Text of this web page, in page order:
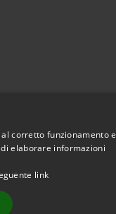
corretto funzionamento e
elaborare informazioni
link